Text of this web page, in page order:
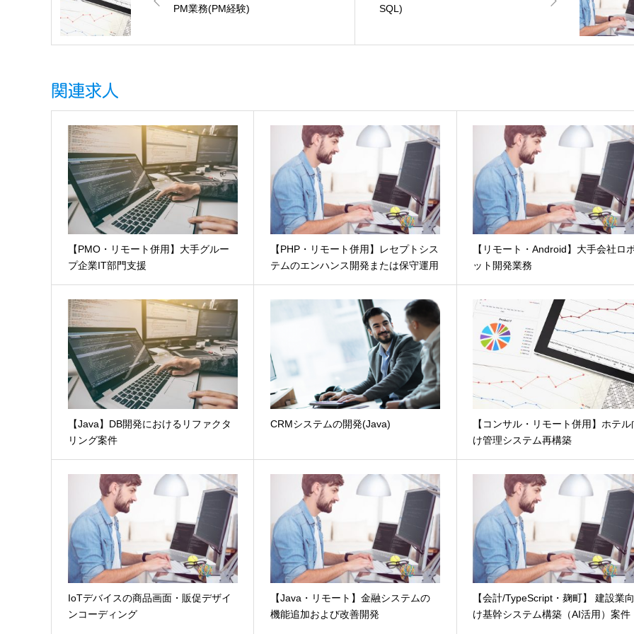
PM業務(PM経験) SQL)
関連求人
【PMO・リモート併用】大手グルー
プ企業IT部門支援
【PHP・リモート併用】レセプトシス
テムのエンハンス開発または保守運用
【リモート・Android】大手会社ロ
ット開発業務
【Java】DB開発におけるリファクタ
リング案件
CRMシステムの開発(Java)
【コンサル・リモート併用】ホテル
け管理システム再構築
IoTデバイスの商品画面・販促デザイ
ンコーディング
【Java・リモート】金融システムの
機能追加および改善開発
【会計/TypeScript・麹町】 建設業
け基幹システム構築（AI活用）案件